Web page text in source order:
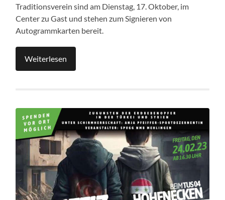
Traditionsverein sind am Dienstag, 17. Oktober, im
Center zu Gast und stehen zum Signieren von
Autogrammkarten bereit.
Weiterlesen